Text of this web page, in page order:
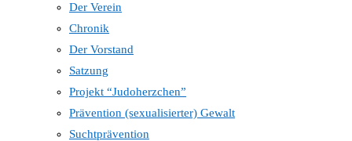
Der Verein
Chronik
Der Vorstand
Satzung
Projekt “Judoherzchen”
Prävention (sexualisierter) Gewalt
Suchtprävention